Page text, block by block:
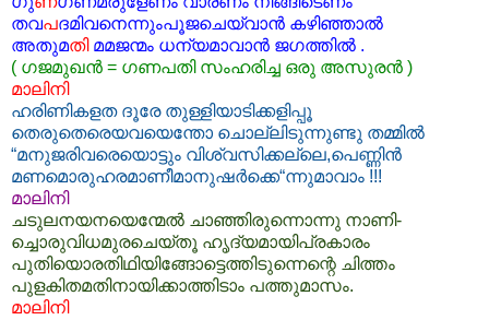
തവപദമിവനെന്നുംപൂജചെയ്‌വാന്‍ കഴിഞ്ഞാല്‍
അതുമതി മമജന്മം ധന്യമാവാന്‍ ജഗത്തില്‍ .
( ഗജമുഖന്‍ = ഗണപതി സംഹരിച്ച ഒരു അസുരന്‍ )
മാലിനി
ഹരിണികളത ദൂരേ തുള്ളിയാടിക്കളിപ്പൂ
തെരുതെരെയവയെന്തോ ചൊല്ലിടുന്നുണ്ടു തമ്മില്‍
“മനുജരിവരെയൊട്ടും വിശ്വസിക്കല്ലെ,പെണ്ണിന്‍
മണമൊരുഹരമാണീമാനുഷര്‍ക്കെ“ന്നുമാവാം !!!
മാലിനി
ചടുലനയനയെന്മേല്‍ ചാഞ്ഞിരുന്നൊന്നു നാണി-
ച്ചൊരുവിധമുരചെയ്തൂ ഹൃദ്യമായിപ്രകാരം
പുതിയൊരതിഥിയിങ്ങോട്ടെത്തിടുന്നെന്റെ ചിത്തം
പുളകിതമതിനായിക്കാത്തിടാം പത്തുമാസം.
മാലിനി